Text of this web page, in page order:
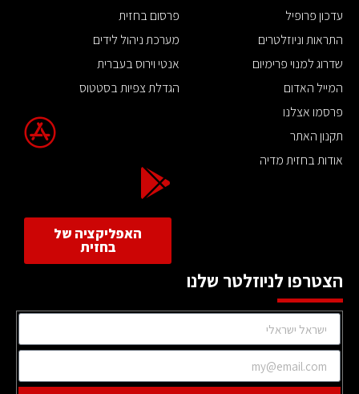
עדכון פרופיל
התראות וניוזלטרים
שדרוג למנוי פרימיום
המייל האדום
פרסמו אצלנו
תקנון האתר
אודות בחזית מדיה
פרסום בחזית
מערכת ניהול לידים
אנטי וירוס בעברית
הגדלת צפיות בסטטוס
האפליקציה של
בחזית
הצטרפו לניוזלטר שלנו